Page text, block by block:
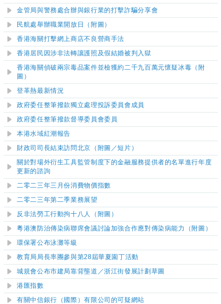
金管局與警務處合辦與銀行業的打擊詐騙分享會
民航處舉辦職業開放日（附圖）
香港海關打擊網上商店不良營商手法
香港居民因涉非法轉讓護照及假結婚被判入獄
香港海關偵破兩宗毒品案件並檢獲約二千九百萬元懷疑冰毒（附
圖）
登革熱最新情況
政府委任整筆撥款獨立處理投訴委員會成員
政府委任整筆撥款督導委員會委員
本港水域紅潮報告
財政司司長結束訪問北京（附圖／短片）
關於對場外衍生工具監管制度下的金融服務提供者的名單進行年度
更新的諮詢
二零二三年三月份消費物價指數
二零二三年第二季業務展望
反非法勞工行動拘十八人（附圖）
粵港澳防治傳染病聯席會議討論加強合作應對傳染病能力（附圖）
環保署公布泳灘等級
教育局局長率團參與第28屆華夏園丁活動
城規會公布市建局靠背壟道／浙江街發展計劃草圖
港匯指數
有關中信銀行（國際）有限公司的可疑網站